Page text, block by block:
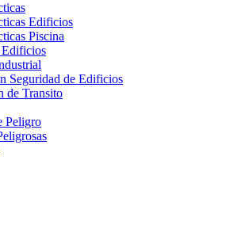
Edificios
Piscina
Edificios
Seguridad de Edificios
de Transito
Peligro